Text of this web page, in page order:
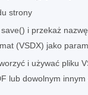
strony
i przekaż
(VSDX) jako
i używać pliku
lub dowolnym innym